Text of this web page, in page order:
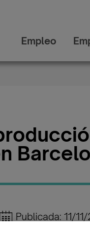
Empleo
Publicada: 11/